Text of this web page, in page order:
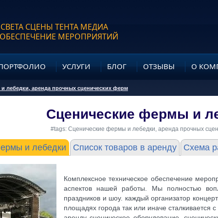
СЦЕНЫ ТЕНТА МЕДИА
МЕРОПРИЯТИЙ
УСЛУГИ БЛОГ ОТЗЫВЫ О
лебедки, аренда прочных сценических ферм
Сценические фермы и
#tags: Сценические фермы и лебедки, аренда прочных
и лебедки Список товаров в аренду Схема
Комплексное техническое обеспечение
аспектов нашей работы. Мы полностью
праздников и шоу. каждый организатор
площадях города так или иначе сталкивается